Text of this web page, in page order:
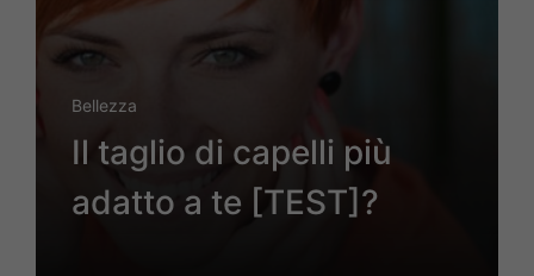
Bellezza
Il taglio di capelli più
adatto a te [TEST]?